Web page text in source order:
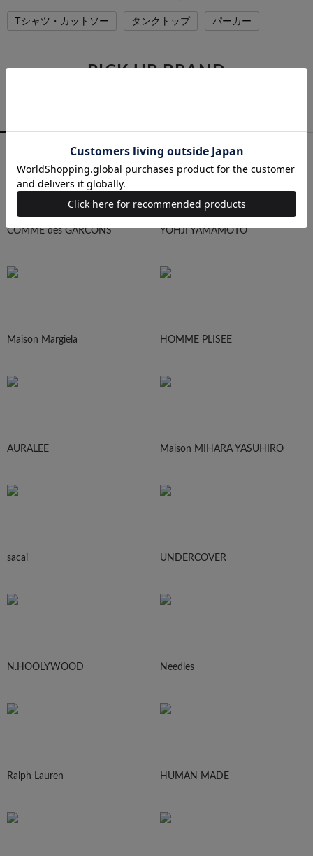
Tシャツ・カットソー タンクトップ パーカー
PICK UP BRAND
COMME des GARCONS YOHJI YAMAMOTO
Maison Margiela HOMME PLISEE
AURALEE Maison MIHARA YASUHIRO
sacai UNDERCOVER
N.HOOLYWOOD Needles
Ralph Lauren HUMAN MADE